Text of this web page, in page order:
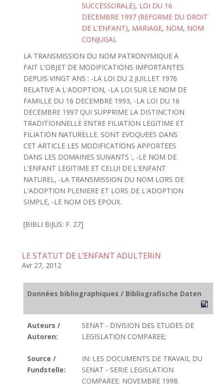
SUCCESSORALE), LOI DU 16
DECEMBRE 1997 (REFORME DU DROIT
DE L'ENFANT), MARIAGE, NOM, NOM
CONJUGAL
LA TRANSMISSION DU NOM PATRONYMIQUE A
FAIT L'OBJET DE MODIFICATIONS IMPORTANTES
DEPUIS VINGT ANS : -LA LOI DU 2 JUILLET 1976
RELATIVE A L'ADOPTION, -LA LOI SUR LE NOM DE
FAMILLE DU 16 DECEMBRE 1993, -LA LOI DU 16
DECEMBRE 1997 QUI SUPPRIME LA DISTINCTION
TRADITIONNELLE ENTRE FILIATION LEGITIME ET
FILIATION NATURELLE. SONT EVOQUEES DANS
CET ARTICLE LES MODIFICATIONS APPORTEES
DANS LES DOMAINES SUIVANTS :, -LE NOM DE
L'ENFANT LEGITIME ET CELUI DE L'ENFANT
NATUREL, -LA TRANSMISSION DU NOM LORS DE
L'ADOPTION PLENIERE ET LORS DE L'ADOPTION
SIMPLE, -LE NOM DES EPOUX.
[BIBLI BIJUS: F. 27]
LE STATUT DE L’ENFANT ADULTERIN
Avr 27, 2012
Données bibliographiques / Bibliografische Daten
Auteurs /
Autoren:
SENAT - DIVISION DES ETUDES DE
LEGISLATION COMPAREE;
Source /
Fundstelle:
IN: LES DOCUMENTS DE TRAVAIL DU
SENAT - SERIE LEGISLATION
COMPAREE. NOVEMBRE 1998.